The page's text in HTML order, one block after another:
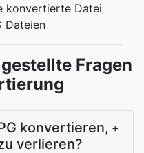
konvertierte Datei
Dateien
Fragen
konvertieren,
verlieren?
+